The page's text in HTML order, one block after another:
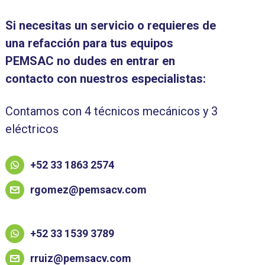
Si necesitas un servicio o requieres de
una refacción para tus equipos
PEMSAC no dudes en entrar en
contacto con nuestros especialistas:
Contamos con 4 técnicos mecánicos y 3
eléctricos
+52 33 1863 2574
rgomez@pemsacv.com
+52 33 1539 3789
rruiz@pemsacv.com